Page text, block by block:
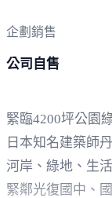
企劃銷售
公司自售
緊臨4200坪公園
日本知名建築師
河岸、綠地、生
緊鄰光復國中、